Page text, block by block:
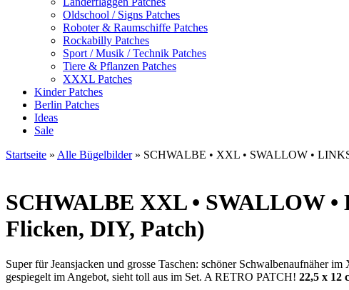
Oldschool / Signs Patches
Roboter & Raumschiffe Patches
Rockabilly Patches
Sport / Musik / Technik Patches
Tiere & Pflanzen Patches
XXXL Patches
Kinder Patches
Berlin Patches
Ideas
Sale
Startseite » Alle Bügelbilder» SCHWALBE • XXL • SWALLOW •
SCHWALBE XXL • SWALLOW
Flicken, DIY, Patch)
Super für Jeansjacken und grosse Taschen: schöner Schwalbenaufnäher
gespiegelt im Angebot, sieht toll aus im Set. A RETRO PATCH! 22,5 x 12